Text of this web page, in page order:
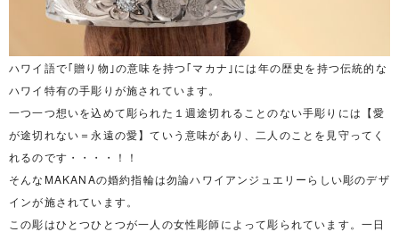
ハワイ語で｢贈り物｣の意味を持つ｢マカナ｣には年の歴史を持つ伝統的な
ハワイ特有の手彫りが施されています。
一つ一つ想いを込めて彫られた１週途切れることのない手彫りには【愛
が途切れない＝永遠の愛】ていう意味があり、二人のことを見守ってく
れるのです・・・・！！
そんなMAKANAの婚約指輪は勿論ハワイアンジュエリーらしい彫のデザ
インが施されています。
この彫はひとつひとつが一人の女性彫師によって彫られています。一日